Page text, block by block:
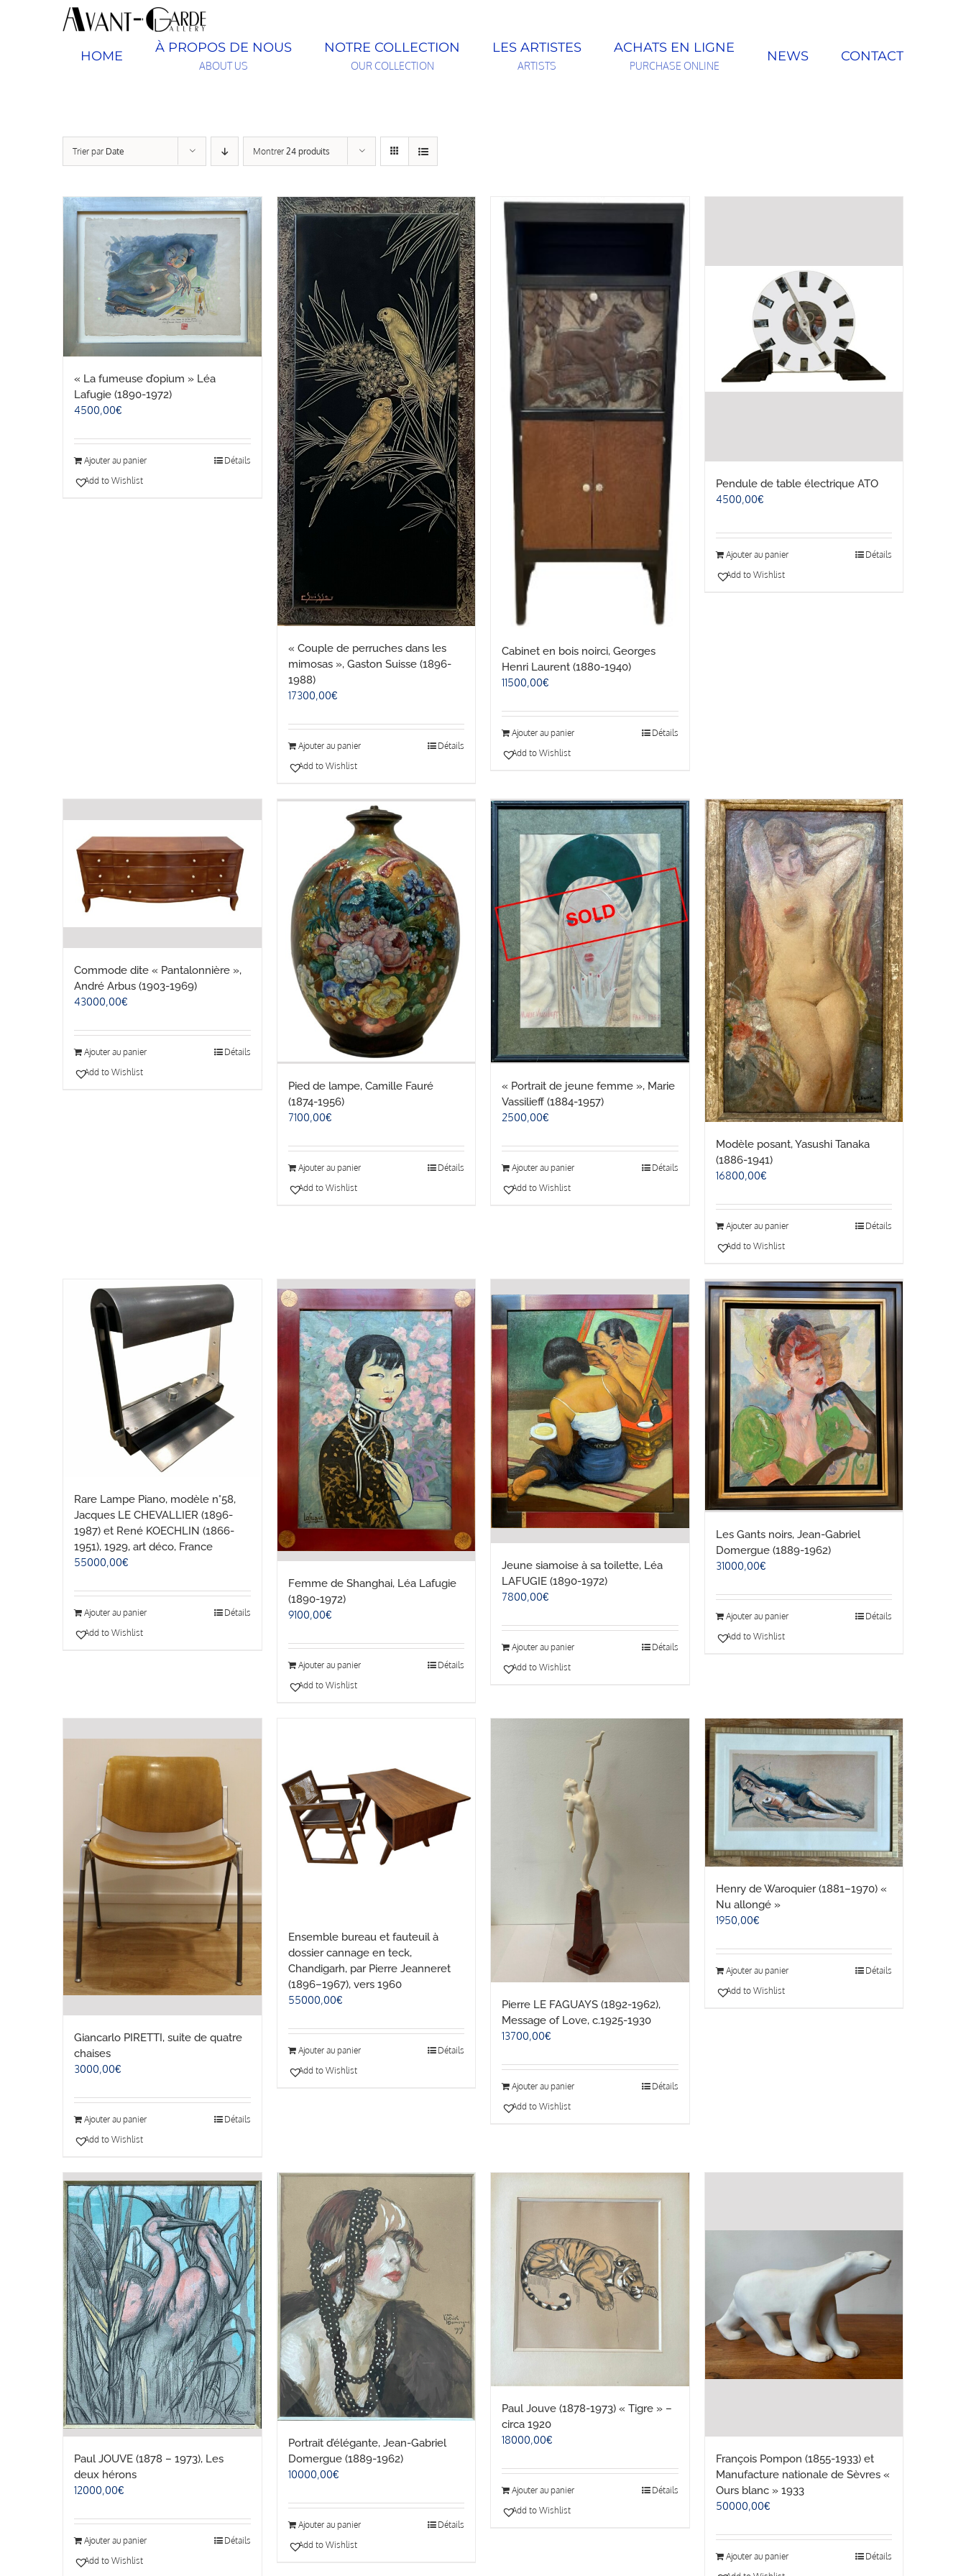
HOME
À PROPOS DE NOUS
ABOUT US
NOTRE COLLECTION
OUR COLLECTION
LES ARTISTES
ARTISTS
ACHATS EN LIGNE
PURCHASE ONLINE
NEWS CONTACT
Trier par Date Montrer 24 produits
« La fumeuse d’opium » Léa
Lafugie (1890-1972)
4500,00€
Ajouter au panier
Détails
Add to Wishlist
« Couple de perruches dans les
mimosas », Gaston Suisse (1896-
1988)
17300,00€
Ajouter au panier
Détails
Add to Wishlist
Cabinet en bois noirci, Georges
Henri Laurent (1880-1940)
11500,00€
Ajouter au panier
Détails
Add to Wishlist
Pendule de table électrique ATO
4500,00€
Ajouter au panier
Détails
Add to Wishlist
Commode dite « Pantalonnière »,
André Arbus (1903-1969)
43000,00€
Ajouter au panier
Détails
Add to Wishlist
Pied de lampe, Camille Fauré
(1874-1956)
7100,00€
Ajouter au panier
Détails
Add to Wishlist
« Portrait de jeune femme », Marie
Vassilieff (1884-1957)
2500,00€
Ajouter au panier
Détails
Add to Wishlist
Modèle posant, Yasushi Tanaka
(1886-1941)
16800,00€
Ajouter au panier
Détails
Add to Wishlist
Rare Lampe Piano, modèle n°58,
Jacques LE CHEVALLIER (1896-
1987) et René KOECHLIN (1866-
1951), 1929, art déco, France
55000,00€
Ajouter au panier
Détails
Add to Wishlist
Femme de Shanghai, Léa Lafugie
(1890-1972)
9100,00€
Ajouter au panier
Détails
Add to Wishlist
Jeune siamoise à sa toilette, Léa
LAFUGIE (1890-1972)
7800,00€
Ajouter au panier
Détails
Add to Wishlist
Les Gants noirs, Jean-Gabriel
Domergue (1889-1962)
31000,00€
Ajouter au panier
Détails
Add to Wishlist
Giancarlo PIRETTI, suite de quatre
chaises
3000,00€
Ajouter au panier
Détails
Add to Wishlist
Ensemble bureau et fauteuil à
dossier cannage en teck,
Chandigarh, par Pierre Jeanneret
(1896–1967), vers 1960
55000,00€
Ajouter au panier
Détails
Add to Wishlist
Pierre LE FAGUAYS (1892-1962),
Message of Love, c.1925-1930
13700,00€
Ajouter au panier
Détails
Add to Wishlist
Henry de Waroquier (1881–1970) «
Nu allongé »
1950,00€
Ajouter au panier
Détails
Add to Wishlist
Paul JOUVE (1878 – 1973), Les
deux hérons
12000,00€
Ajouter au panier
Détails
Add to Wishlist
Portrait d’élégante, Jean-Gabriel
Domergue (1889-1962)
10000,00€
Ajouter au panier
Détails
Add to Wishlist
Paul Jouve (1878-1973) « Tigre » –
circa 1920
18000,00€
Ajouter au panier
Détails
Add to Wishlist
François Pompon (1855-1933) et
Manufacture nationale de Sèvres «
Ours blanc » 1933
50000,00€
Ajouter au panier
Détails